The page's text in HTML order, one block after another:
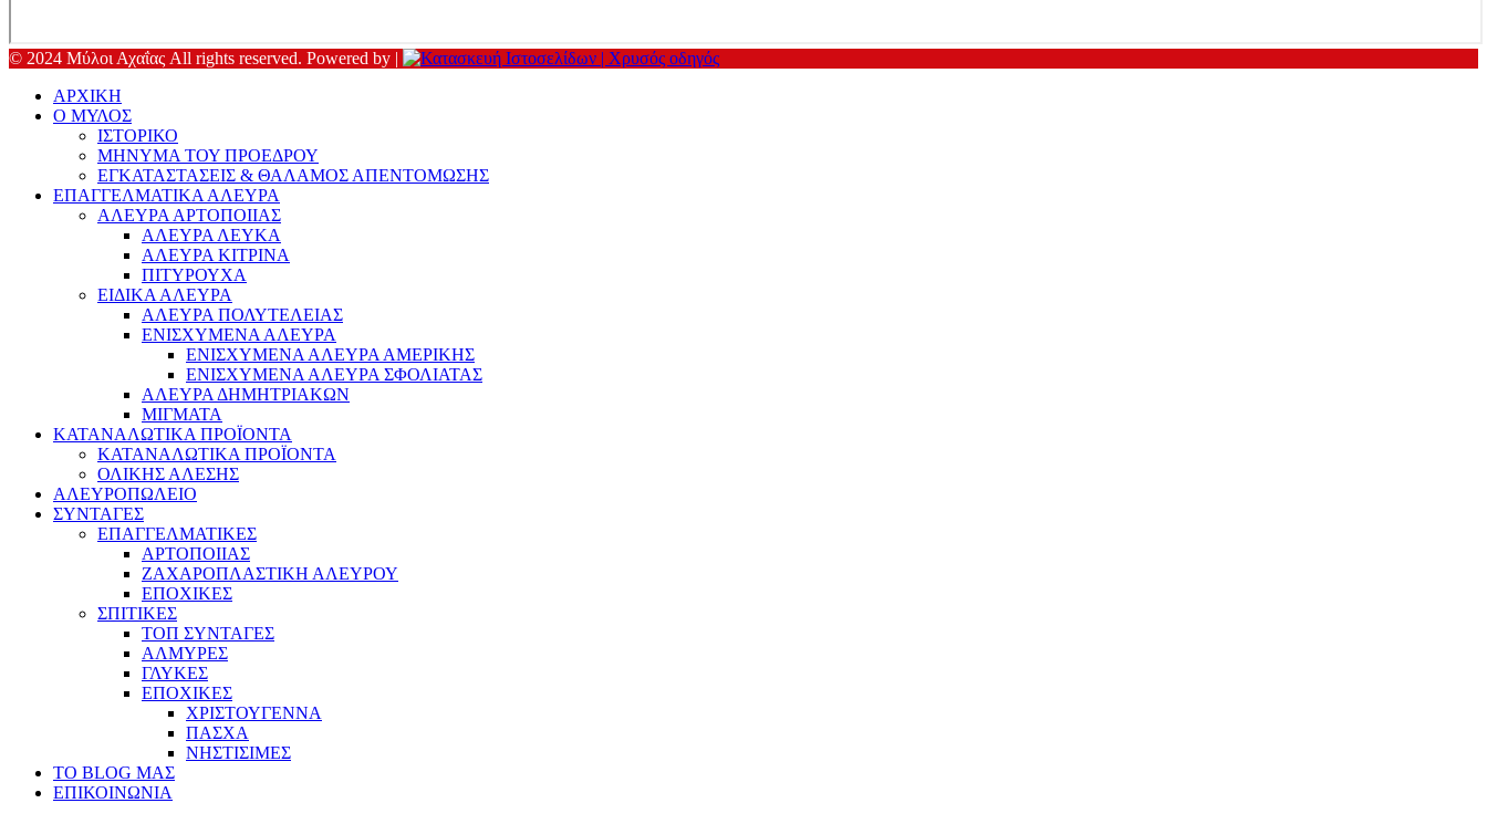
© 2024 Μύλοι Αχαΐας All rights reserved. Powered by |
ΑΡΧΙΚΗ
Ο ΜΥΛΟΣ
ΙΣΤΟΡΙΚΟ
ΜΗΝΥΜΑ ΤΟΥ ΠΡΟΕΔΡΟΥ
ΕΓΚΑΤΑΣΤΑΣΕΙΣ & ΘΑΛΑΜΟΣ ΑΠΕΝΤΟΜΩΣΗΣ
ΕΠΑΓΓΕΛΜΑΤΙΚΑ ΑΛΕΥΡΑ
ΑΛΕΥΡΑ ΑΡΤΟΠΟΙΙΑΣ
ΑΛΕΥΡΑ ΛΕΥΚΑ
ΑΛΕΥΡΑ ΚΙΤΡΙΝΑ
ΠΙΤΥΡΟΥΧΑ
ΕΙΔΙΚΑ ΑΛΕΥΡΑ
ΑΛΕΥΡΑ ΠΟΛΥΤΕΛΕΙΑΣ
ΕΝΙΣΧΥΜΕΝΑ ΑΛΕΥΡΑ
ΕΝΙΣΧΥΜΕΝΑ ΑΛΕΥΡΑ ΑΜΕΡΙΚΗΣ
ΕΝΙΣΧΥΜΕΝΑ ΑΛΕΥΡΑ ΣΦΟΛΙΑΤΑΣ
ΑΛΕΥΡΑ ΔΗΜΗΤΡΙΑΚΩΝ
ΜΙΓΜΑΤΑ
ΚΑΤΑΝΑΛΩΤΙΚΑ ΠΡΟΪΟΝΤΑ
ΚΑΤΑΝΑΛΩΤΙΚΑ ΠΡΟΪΟΝΤΑ
ΟΛΙΚΗΣ ΑΛΕΣΗΣ
ΑΛΕΥΡΟΠΩΛΕΙΟ
ΣΥΝΤΑΓΕΣ
ΕΠΑΓΓΕΛΜΑΤΙΚΕΣ
ΑΡΤΟΠΟΙΙΑΣ
ΖΑΧΑΡΟΠΛΑΣΤΙΚΗ ΑΛΕΥΡΟΥ
ΕΠΟΧΙΚΕΣ
ΣΠΙΤΙΚΕΣ
ΤΟΠ ΣΥΝΤΑΓΕΣ
ΑΛΜΥΡΕΣ
ΓΛΥΚΕΣ
ΕΠΟΧΙΚΕΣ
ΧΡΙΣΤΟΥΓΕΝΝΑ
ΠΑΣΧΑ
ΝΗΣΤΙΣΙΜΕΣ
ΤΟ BLOG ΜΑΣ
ΕΠΙΚΟΙΝΩΝΙΑ